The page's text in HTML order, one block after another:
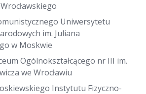
Uniwersytetu
im. Juliana
w Moskwie
Ogólnokształcącego nr III im.
we Wrocławiu
Instytutu Fizyczno-